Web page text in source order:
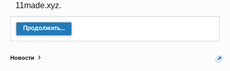
11made.xyz.
Продолжить...
Новости